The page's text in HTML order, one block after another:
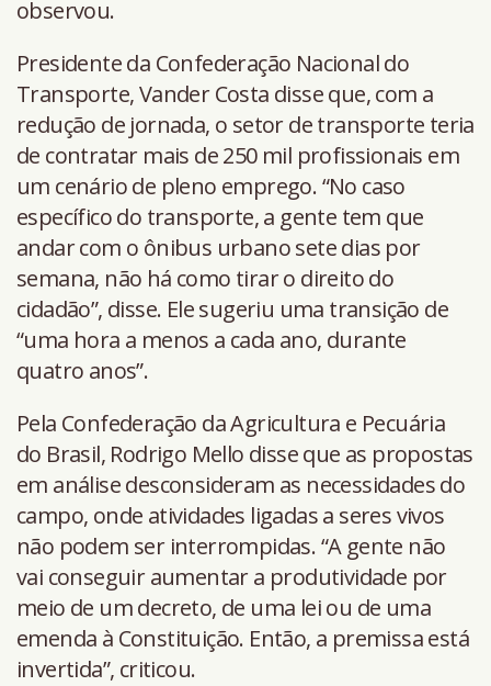
observou.
Presidente da Confederação Nacional do
Transporte, Vander Costa disse que, com a
redução de jornada, o setor de transporte teria
de contratar mais de 250 mil profissionais em
um cenário de pleno emprego. “No caso
específico do transporte, a gente tem que
andar com o ônibus urbano sete dias por
semana, não há como tirar o direito do
cidadão”, disse. Ele sugeriu uma transição de
“uma hora a menos a cada ano, durante
quatro anos”.
Pela Confederação da Agricultura e Pecuária
do Brasil, Rodrigo Mello disse que as propostas
em análise desconsideram as necessidades do
campo, onde atividades ligadas a seres vivos
não podem ser interrompidas. “A gente não
vai conseguir aumentar a produtividade por
meio de um decreto, de uma lei ou de uma
emenda à Constituição. Então, a premissa está
invertida”, criticou.